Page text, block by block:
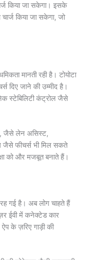
किया जा सकेगा। इसके
किया जा सकेगा, जो
मानती रही है। टोयोटा
दिए जाने की उम्मीद है।
स्टेबिलिटी कंट्रोल जैसे
जैसे लेन असिस्ट,
फीचर्स भी मिल सकते
को और मजबूत बनाते हैं।
गई है। अब लोग चाहते हैं
ईवी में कनेक्टेड कार
के ज़रिए गाड़ी की